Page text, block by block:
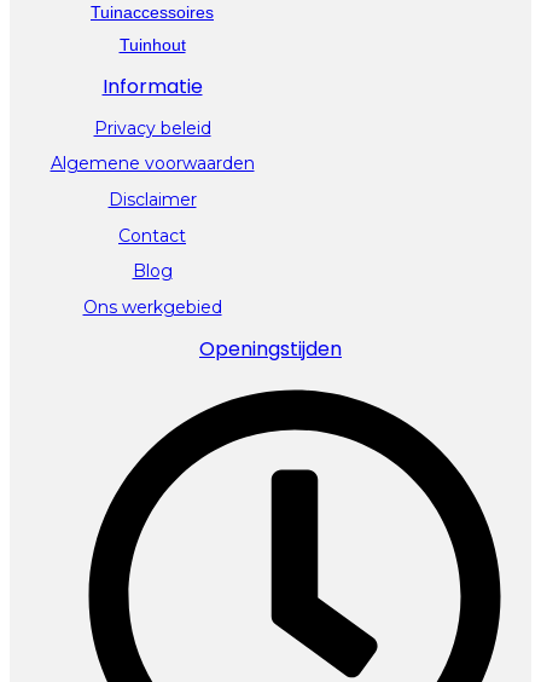
Tuinaccessoires
Tuinhout
Informatie
Privacy beleid
Algemene voorwaarden
Disclaimer
Contact
Blog
Ons werkgebied
Openingstijden